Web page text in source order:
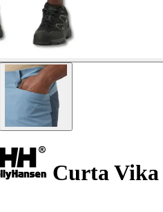
Curta Vika